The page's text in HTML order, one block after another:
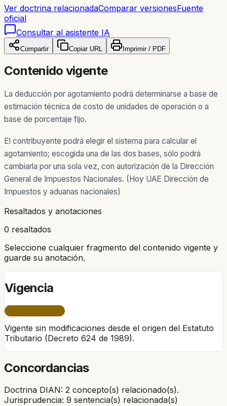
Ver doctrina relacionadaComparar versionesFuente
oficial
Consultar al asistente IA
Compartir Copiar URL Imprimir / PDF
Contenido vigente
La deducción por agotamiento podrá determinarse a base de
estimación técnica de costo de unidades de operación o a
base de porcentaje fijo.
El contribuyente podrá elegir el sistema para calcular el
agotamiento; escogida una de las dos bases, sólo podrá
cambiarla por una sola vez, con autorización de la Dirección
General de Impuestos Nacionales. (Hoy UAE Dirección de
Impuestos y aduanas nacionales)
Resaltados y anotaciones
0 resaltados
Seleccione cualquier fragmento del contenido vigente y
guarde su anotación.
Vigencia
Vigente sin modificaciones desde el origen del Estatuto
Tributario (Decreto 624 de 1989).
Concordancias
Doctrina DIAN: 2 concepto(s) relacionado(s).
Jurisprudencia: 9 sentencia(s) relacionada(s)